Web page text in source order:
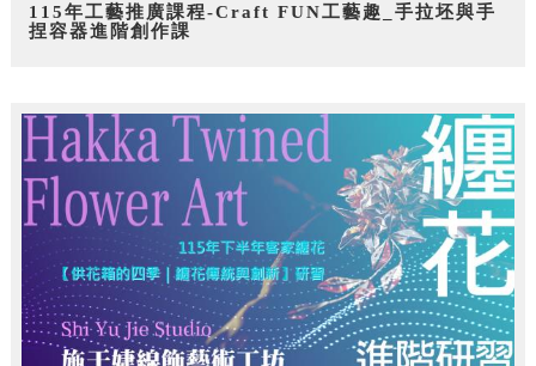
115年工藝推廣課程-Craft FUN工藝趣_手拉坯與手
捏容器進階創作課